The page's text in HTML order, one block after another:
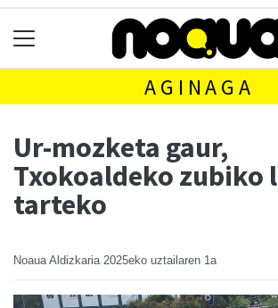
AGINAGA
Ur-mozketa gaur,
Txokoaldeko zubiko
tarteko
Noaua Aldizkaria 2025eko uztailaren 1a